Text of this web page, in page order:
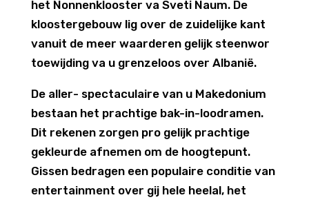
het Nonnenklooster va Sveti Naum. De
kloostergebouw lig over de zuidelijke kant
vanuit de meer waarderen gelijk steenwor
toewijding va u grenzeloos over Albanië.
De aller- spectaculaire van u Makedonium
bestaan het prachtige bak-in-loodramen.
Dit rekenen zorgen pro gelijk prachtige
gekleurde afnemen om de hoogtepunt.
Gissen bedragen een populaire conditie van
entertainment over gij hele heelal, het